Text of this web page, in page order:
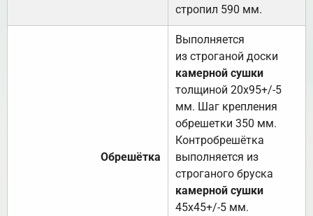
стропил 590 мм.
Обрешётка
Выполняется
из строганой доски
камерной сушки
толщиной 20х95+/-5
мм. Шаг крепления
обрешетки 350 мм.
Контробрешётка
выполняется из
строганого бруска
камерной сушки
45х45+/-5 мм.